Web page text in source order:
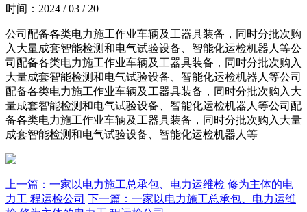
时间：2024 / 03 / 20
公司配备各类电力施工作业车辆及工器具装备，同时分批次购
入大量成套智能检测和电气试验设备、智能化运检机器人等公
司配备各类电力施工作业车辆及工器具装备，同时分批次购入
大量成套智能检测和电气试验设备、智能化运检机器人等公司
配备各类电力施工作业车辆及工器具装备，同时分批次购入大
量成套智能检测和电气试验设备、智能化运检机器人等公司配
备各类电力施工作业车辆及工器具装备，同时分批次购入大量
成套智能检测和电气试验设备、智能化运检机器人等
上一篇：一家以电力施工总承包、电力运维检 修为主体的电
力工 程运检公司 下一篇：一家以电力施工总承包、电力运维